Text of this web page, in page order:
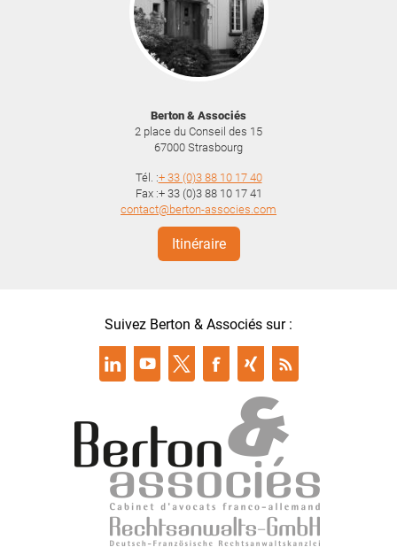
Berton & Associés
2 place du Conseil des 15
67000 Strasbourg
Tél. :+ 33 (0)3 88 10 17 40
Fax :+ 33 (0)3 88 10 17 41
contact@berton-associes.com
Itinéraire
Suivez Berton & Associés sur :